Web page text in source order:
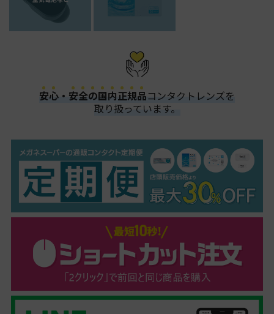
安心 ・ 安全の国内正規品コンタクトレンズを
取り扱っています。